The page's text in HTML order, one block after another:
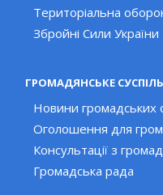
Територіальна
Збройні Сили України
ГРОМАДЯНСЬКЕ
Новини громадських
Оголошення для
Консультації з
Громадська рада